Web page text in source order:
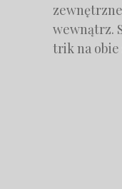
wewnątrz.
trik na obie